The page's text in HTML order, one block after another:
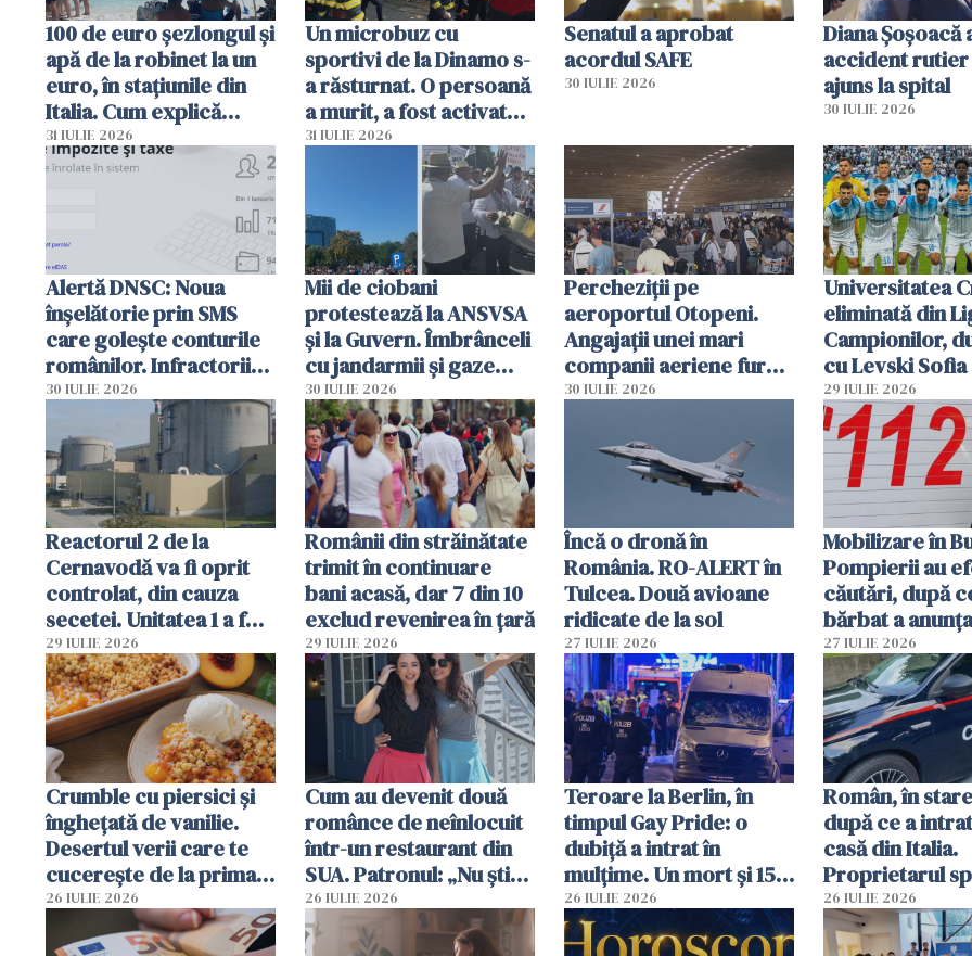
100 de euro șezlongul și
apă de la robinet la un
euro, în stațiunile din
Italia. Cum explică
autoritățile
31 IULIE 2026
Un microbuz cu
sportivi de la Dinamo s-
a răsturnat. O persoană
a murit, a fost activat
planul roșu de
31 IULIE 2026
Senatul a aprobat
acordul SAFE
30 IULIE 2026
Diana Șoșoacă
accident rutier
ajuns la spital
30 IULIE 2026
Alertă DNSC: Noua
înșelătorie prin SMS
care golește conturile
românilor. Infractorii
folosesc numele
Ghișeul.ro și al Poliției
Române
30 IULIE 2026
Mii de ciobani
protestează la ANSVSA
și la Guvern. Îmbrânceli
cu jandarmii și gaze
lacrimogene
30 IULIE 2026
Percheziții pe
aeroportul Otopeni.
Angajații unei mari
companii aeriene furau
parfumuri, ceasuri și
vânzării
30 IULIE 2026
Universitatea
eliminată din
Campionilor,
cu Levski Sofia
29 IULIE 2026
Reactorul 2 de la
Cernavodă va fi oprit
controlat, din cauza
secetei. Unitatea 1 a fost
deja oprită
29 IULIE 2026
Românii din străinătate
trimit în continuare
bani acasă, dar 7 din 10
exclud revenirea în țară
29 IULIE 2026
Încă o dronă în
România. RO-ALERT în
Tulcea. Două avioane
ridicate de la sol
27 IULIE 2026
Mobilizare în
Pompierii au
căutări, după
bărbat a
că a văzut un
luminos
27 IULIE 2026
Crumble cu piersici și
înghețată de vanilie.
Desertul verii care te
cucerește de la prima
lingură
26 IULIE 2026
Cum au devenit două
românce de neînlocuit
într-un restaurant din
SUA. Patronul: „Nu știu
ce o să mă fac fără voi”
26 IULIE 2026
Teroare la Berlin, în
timpul Gay Pride: o
dubiță a intrat în
mulțime. Un mort și 15
răniți
26 IULIE 2026
Român, în
după ce a
casă din Italia.
Proprietarul
s-a apărat cu
26 IULIE 2026